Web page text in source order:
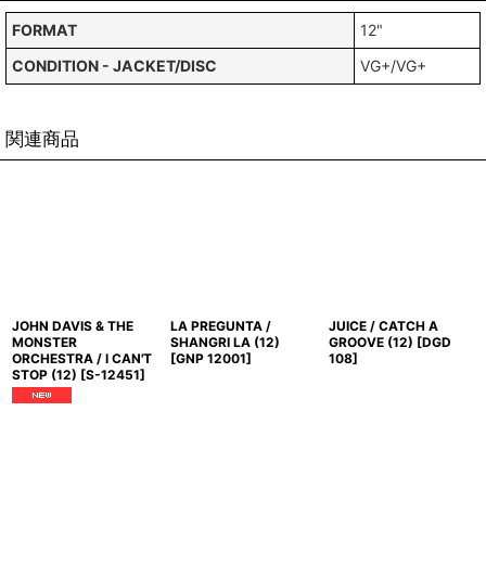
FORMAT
12"
CONDITION - JACKET/DISC
VG+/VG+
関連商品
JOHN DAVIS & THE
MONSTER
ORCHESTRA / I CAN'T
STOP (12) [S-12451]
LA PREGUNTA /
SHANGRI LA (12)
[GNP 12001]
JUICE / CATCH A
GROOVE (12) [DGD
108]